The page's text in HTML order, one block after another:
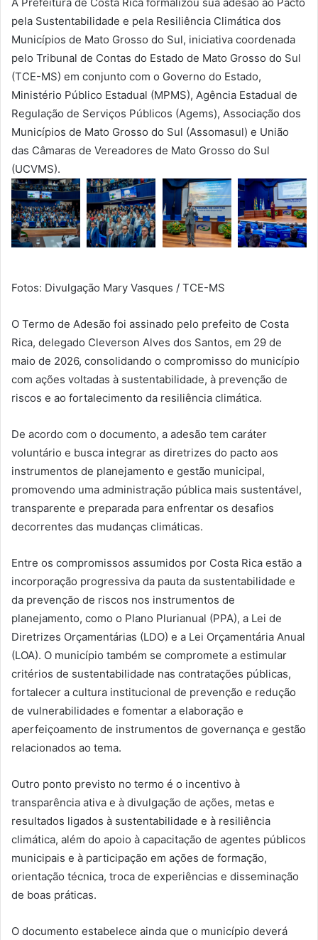
A Prefeitura de Costa Rica formalizou sua adesão ao Pacto
pela Sustentabilidade e pela Resiliência Climática dos
Municípios de Mato Grosso do Sul, iniciativa coordenada
pelo Tribunal de Contas do Estado de Mato Grosso do Sul
(TCE-MS) em conjunto com o Governo do Estado,
Ministério Público Estadual (MPMS), Agência Estadual de
Regulação de Serviços Públicos (Agems), Associação dos
Municípios de Mato Grosso do Sul (Assomasul) e União
das Câmaras de Vereadores de Mato Grosso do Sul
(UCVMS).
Fotos: Divulgação Mary Vasques / TCE-MS
O Termo de Adesão foi assinado pelo prefeito de Costa
Rica, delegado Cleverson Alves dos Santos, em 29 de
maio de 2026, consolidando o compromisso do município
com ações voltadas à sustentabilidade, à prevenção de
riscos e ao fortalecimento da resiliência climática.
De acordo com o documento, a adesão tem caráter
voluntário e busca integrar as diretrizes do pacto aos
instrumentos de planejamento e gestão municipal,
promovendo uma administração pública mais sustentável,
transparente e preparada para enfrentar os desafios
decorrentes das mudanças climáticas.
Entre os compromissos assumidos por Costa Rica estão a
incorporação progressiva da pauta da sustentabilidade e
da prevenção de riscos nos instrumentos de
planejamento, como o Plano Plurianual (PPA), a Lei de
Diretrizes Orçamentárias (LDO) e a Lei Orçamentária Anual
(LOA). O município também se compromete a estimular
critérios de sustentabilidade nas contratações públicas,
fortalecer a cultura institucional de prevenção e redução
de vulnerabilidades e fomentar a elaboração e
aperfeiçoamento de instrumentos de governança e gestão
relacionados ao tema.
Outro ponto previsto no termo é o incentivo à
transparência ativa e à divulgação de ações, metas e
resultados ligados à sustentabilidade e à resiliência
climática, além do apoio à capacitação de agentes públicos
municipais e à participação em ações de formação,
orientação técnica, troca de experiências e disseminação
de boas práticas.
O documento estabelece ainda que o município deverá